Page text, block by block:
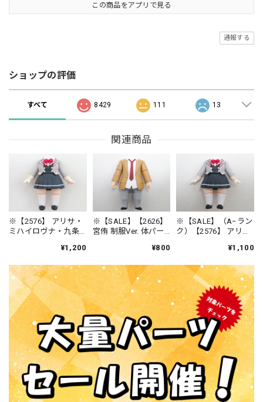
この商品をアプリで見る
通報する
ショップの評価
すべて 8429 111 13
関連商品
※【2576】 アリサ・
ミハイロヴナ・九条
¥1,200
※【SALE】【2626】
宮侑 制服Ver. 体パー
¥800
※【SALE】（A−ラン
ク）【2576】 アリ
九条 体パーツ 制服
¥1,100